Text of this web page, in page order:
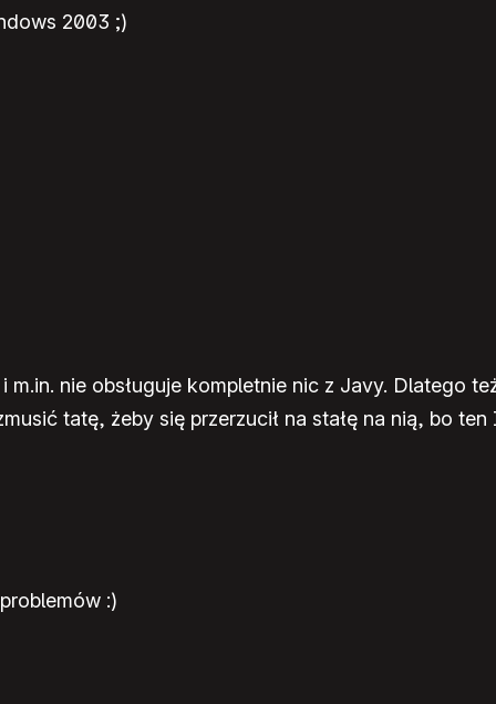
2003 ;)
nie obsługuje kompletnie nic z Javy. Dlatego
tatę, żeby się przerzucił na stałę na nią, bo
:)